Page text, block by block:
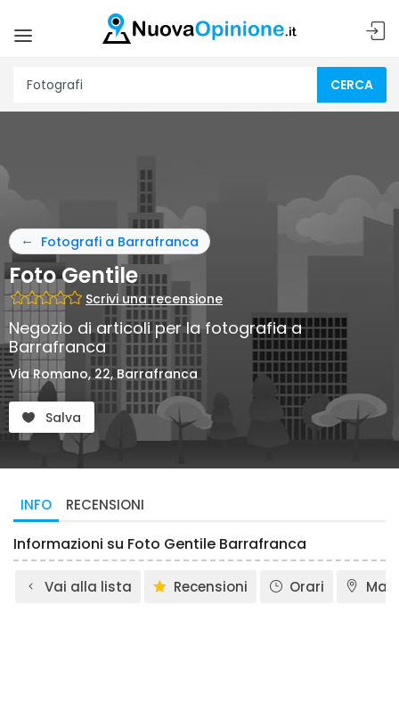
CERCA
Fotografi a Barrafranca
Foto Gentile
Scrivi una recensione
Negozio di articoli per la fotografia a
Barrafranca
Via Romano, 22, Barrafranca
Salva
INFO RECENSIONI
Informazioni su Foto Gentile Barrafranca
Vai alla lista Recensioni Orari